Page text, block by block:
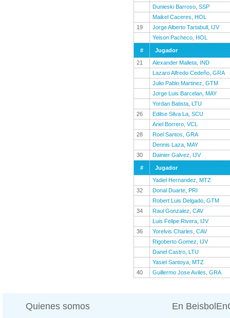
Dunieski Barroso SSP
Maikel Caceres
HOL
19
Jorge Alberto Tartabull IJV
Yeison Pacheco HOL
#
Jugador
21
Alexander Malleta IND
Lazaro Alfredo Cedeño GRA
Julio Pablo Martinez GTM
Jorge Luis Barcelan MAY
Yordan Batista LTU
26
Edilse Silva La SCU
Ariel Borrero VCL
28
Roel Santos GRA
Dennis Laza MAY
30
Dainier Galvez IJV
#
Jugador
Yadiel Hernandez
MTZ
32
Donal Duarte PRI
Robert Luis Delgado GTM
34
Raul Gonzalez CAV
Luis Felipe Rivera IJV
36
Yorelvis Charles CAV
Rigoberto Gomez
IJV
Danel Castro LTU
Yasiel Santoya MTZ
40
Guillermo Jose Aviles GRA
Quienes somos En